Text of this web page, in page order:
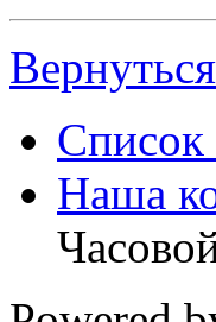
Наша